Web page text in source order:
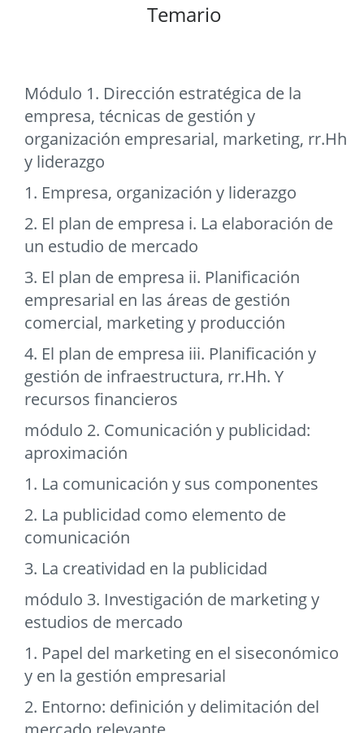
Temario
Módulo 1. Dirección estratégica de la
empresa, técnicas de gestión y
organización empresarial, marketing, rr.Hh
y liderazgo
1. Empresa, organización y liderazgo
2. El plan de empresa i. La elaboración de
un estudio de mercado
3. El plan de empresa ii. Planificación
empresarial en las áreas de gestión
comercial, marketing y producción
4. El plan de empresa iii. Planificación y
gestión de infraestructura, rr.Hh. Y
recursos financieros
módulo 2. Comunicación y publicidad:
aproximación
1. La comunicación y sus componentes
2. La publicidad como elemento de
comunicación
3. La creatividad en la publicidad
módulo 3. Investigación de marketing y
estudios de mercado
1. Papel del marketing en el siseconómico
y en la gestión empresarial
2. Entorno: definición y delimitación del